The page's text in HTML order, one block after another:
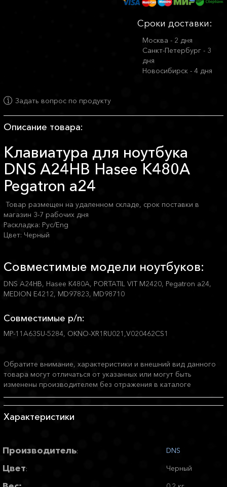
Сроки доставки:
Москва - 2 дня
Санкт-Петербург - 3
дня
Новосибирск - 4 дня
Задать вопрос по продукту
Описание товара:
Клавиатура для ноутбука
DNS A24HB Hasee K480A
Pegatron a24
Товар размещен на удаленном складе, срок поставки в
магазин 3-7 рабочих дня
Раскладка: Рус/Eng
Цвет: Черный
Совместимые модели ноутбуков:
DNS A24HB, Hasee K480A, PORTATIL VIT M2420, Pegatron a24,
MEDION E4212, MD97823, MD98710
Совместимые p/n:
MP-11A63SU-5284, OKNO-XR1RU021,V020462CS1
Обратите внимание, характеристики и внешний вид данного
товара могут отличаться от указанных или могут быть
изменены производителем без отражения в каталоге
Характеристики
Производитель: DNS
Цвет: Черный